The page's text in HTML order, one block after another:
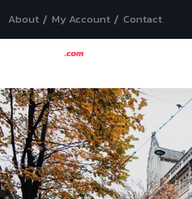
About My Account Contact